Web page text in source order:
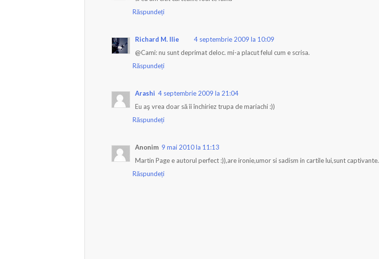
Răspundeți
Richard M. Ilie
4 septembrie 2009 la 10:09
@Cami: nu sunt deprimat deloc. mi-a placut felul cum e scrisa.
Răspundeți
Arashi 4 septembrie 2009 la 21:04
Eu aş vrea doar să îi închiriez trupa de mariachi :))
Răspundeți
Anonim 9 mai 2010 la 11:13
Martin Page e autorul perfect :)),are ironie,umor si sadism in cartile lui,sunt captivante.
Răspundeți